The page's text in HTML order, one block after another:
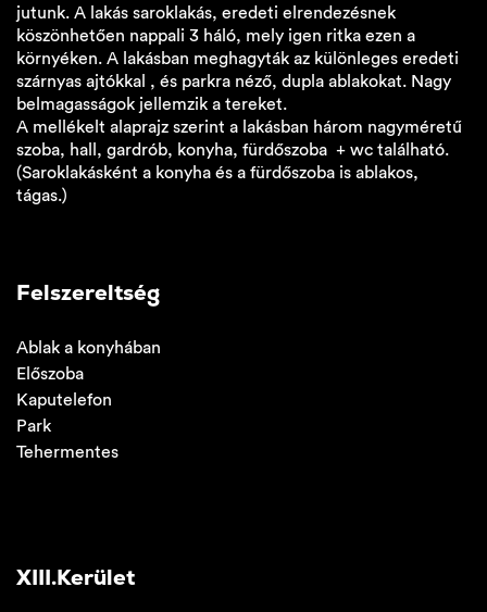
jutunk. A lakás saroklakás, eredeti elrendezésnek
köszönhetően nappali 3 háló, mely igen ritka ezen a
környéken. A lakásban meghagyták az különleges eredeti
szárnyas ajtókkal , és parkra néző, dupla ablakokat. Nagy
belmagasságok jellemzik a tereket.
A mellékelt alaprajz szerint a lakásban három nagyméretű
szoba, hall, gardrób, konyha, fürdőszoba + wc található.
(Saroklakásként a konyha és a fürdőszoba is ablakos,
tágas.)
Felszereltség
Ablak a konyhában
Előszoba
Kaputelefon
Park
Tehermentes
XIII.Kerület